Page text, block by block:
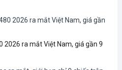
2026 ra mắt Việt Nam, giá gần 9